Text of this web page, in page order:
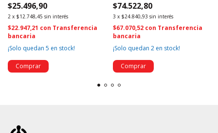
NSCVGA3A (4615)
$25.496,90
2 x $12.748,45 sin interés
$22.947,21 con Transferencia
bancaria
¡Solo quedan 5 en stock!
$74.522,80
3 x $24.840,93 sin interés
$67.070,52 con Transferencia
bancaria
¡Solo quedan 2 en stock!